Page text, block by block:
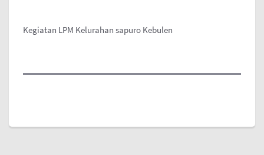
Kegiatan LPM Kelurahan sapuro Kebulen